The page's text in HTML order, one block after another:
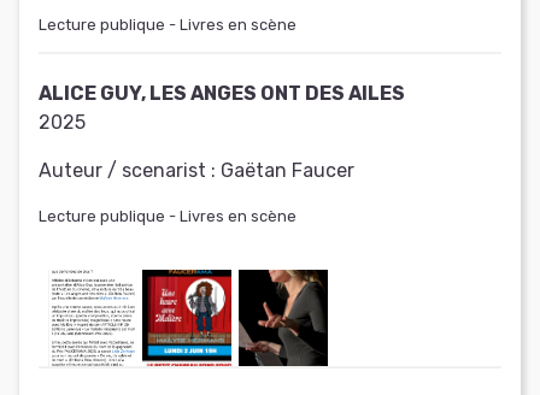
Lecture publique - Livres en scène
ALICE GUY, LES ANGES ONT DES AILES
2025
Auteur / scenarist : Gaëtan Faucer
Lecture publique - Livres en scène